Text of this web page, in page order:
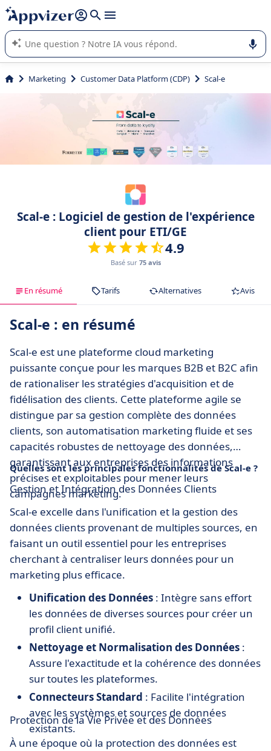
répondre (plusieurs lignes avec
L'IA de Appvizer vous guide dans l'utilisation ou la sélection de
logiciel SaaS en entreprise.
Marketing Customer Data Platform (CDP) Scal-e
Scal-e : Logiciel de gestion de l'expérience
client pour ETI/GE
4.9
Basé sur 75 avis
En résumé Tarifs Alternatives Avis
Scal-e : en résumé
Scal-e est une plateforme cloud marketing
puissante conçue pour les marques B2B et B2C afin
de rationaliser les stratégies d'acquisition et de
fidélisation des clients. Cette plateforme agile se
distingue par sa gestion complète des données
clients, son automatisation marketing fluide et ses
capacités robustes de nettoyage des données,
garantissant aux entreprises des informations
précises et exploitables pour mener leurs
campagnes marketing.
Quelles sont les principales fonctionnalités de Scal-e ?
Gestion et Intégration des Données Clients
Scal-e excelle dans l'unification et la gestion des
données clients provenant de multiples sources, en
faisant un outil essentiel pour les entreprises
cherchant à centraliser leurs données pour un
marketing plus efficace.
Unification des Données : Intègre sans effort
les données de diverses sources pour créer un
profil client unifié.
Nettoyage et Normalisation des Données :
Assure l'exactitude et la cohérence des données
sur toutes les plateformes.
Connecteurs Standard : Facilite l'intégration
avec les systèmes et sources de données
existants.
Protection de la Vie Privée et des Données
À une époque où la protection des données est